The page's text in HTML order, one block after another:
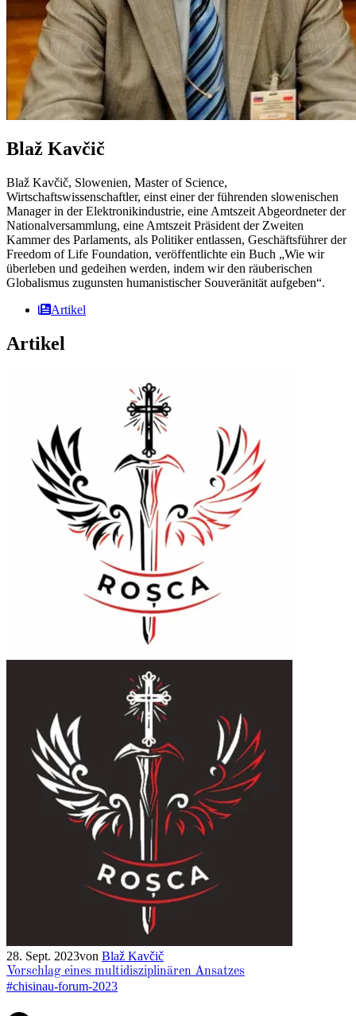
Blaž Kavčič
Blaž Kavčič, Slowenien, Master of Science,
Wirtschaftswissenschaftler, einst einer der führenden slowenischen
Manager in der Elektronikindustrie, eine Amtszeit Abgeordneter der
Nationalversammlung, eine Amtszeit Präsident der Zweiten
Kammer des Parlaments, als Politiker entlassen, Geschäftsführer der
Freedom of Life Foundation, veröffentlichte ein Buch „Wie wir
überleben und gedeihen werden, indem wir den räuberischen
Globalismus zugunsten humanistischer Souveränität aufgeben“.
Artikel
Artikel
28. Sept. 2023von Blaž Kavčič
Vorschlag eines multidisziplinären Ansatzes
#chisinau-forum-2023